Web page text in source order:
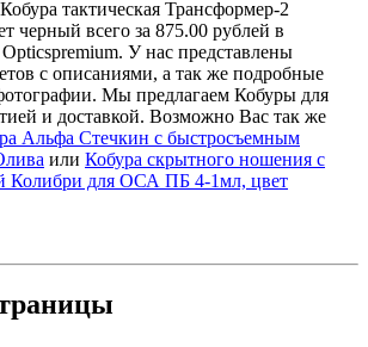
тактическая Трансформер-2
черный всего за 875.00 рублей в
У нас представлены
с описаниями, а так же подробные
Мы предлагаем Кобуры для
и доставкой. Возможно Вас так же
Альфа Стечкин с быстросъемным
или Кобура скрытного ношения с
Колибри для ОСА ПБ 4-1мл, цвет